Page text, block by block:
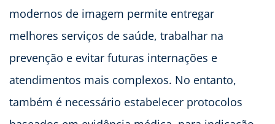
modernos de imagem permite entregar
melhores serviços de saúde, trabalhar na
prevenção e evitar futuras internações e
atendimentos mais complexos. No entanto,
também é necessário estabelecer protocolos